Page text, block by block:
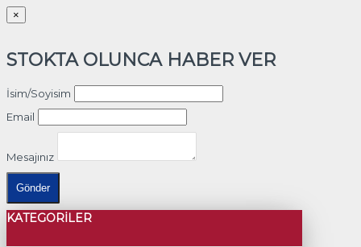
×
STOKTA OLUNCA HABER VER
İsim/Soyisim
Email
Mesajınız
Gönder
KATEGORILER